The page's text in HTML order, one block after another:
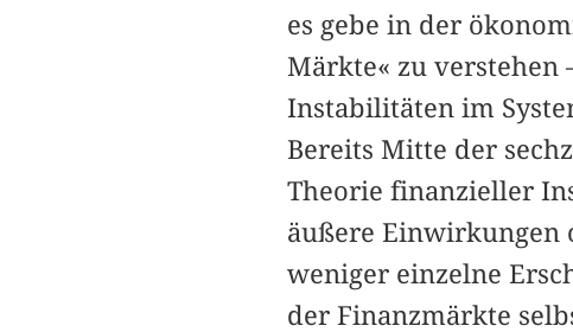
es gebe in der
Märkte« zu verstehen
Instabilitäten im
Bereits Mitte der
Theorie finanzieller
äußere Einwirkungen
weniger einzelne
der Finanzmärkte